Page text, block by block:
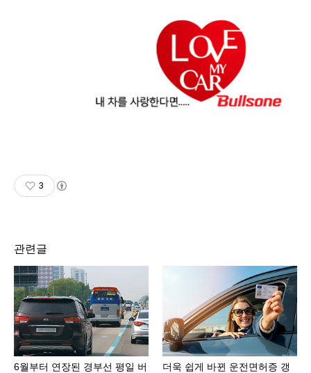
3
관련글
6월부터 연장된 경부선 평일 버
더욱 쉽게 바뀐 운전면허증 갱